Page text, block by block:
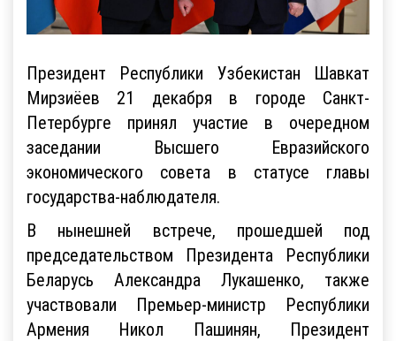
Президент Республики Узбекистан Шавкат
Мирзиёев 21 декабря в городе Санкт-
Петербурге принял участие в очередном
заседании Высшего Евразийского
экономического совета в статусе главы
государства-наблюдателя.
В нынешней встрече, прошедшей под
председательством Президента Республики
Беларусь Александра Лукашенко, также
участвовали Премьер-министр Республики
Армения Никол Пашинян, Президент